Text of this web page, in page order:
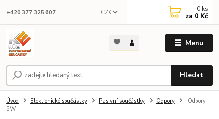
Menu
CZK
Hledat
+420 377 325 607 0 ks
za 0 Kč
Úvod Elektronické součástky Pasivní součástky Odpory
Odpory
5W